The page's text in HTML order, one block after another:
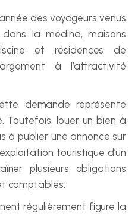
des voyageurs venus
la médina, maisons
et résidences de
à l’attractivité
demande représente
Toutefois, louer un bien à
à publier une annonce sur
touristique d’un
plusieurs obligations
comptables.